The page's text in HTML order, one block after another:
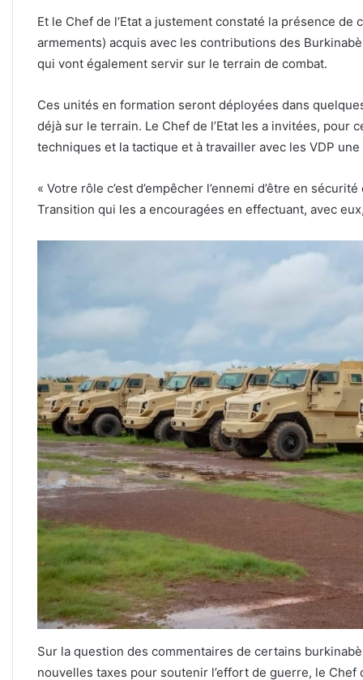
Et le Chef de l’Etat a justement constaté la présence
armements) acquis avec les contributions des
qui vont également servir sur le terrain de combat.
Ces unités en formation seront déployées dans
déjà sur le terrain. Le Chef de l’Etat les a invitées, pour
techniques et la tactique et à travailler avec les VDP
« Votre rôle c’est d’empêcher l’ennemi d’être en
Transition qui les a encouragées en effectuant, avec
Sur la question des commentaires de certains
nouvelles taxes pour soutenir l’effort de guerre, le Chef